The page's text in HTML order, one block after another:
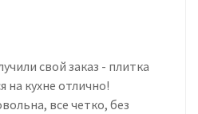
свой заказ - плитка
на кухне отлично!
все четко, без